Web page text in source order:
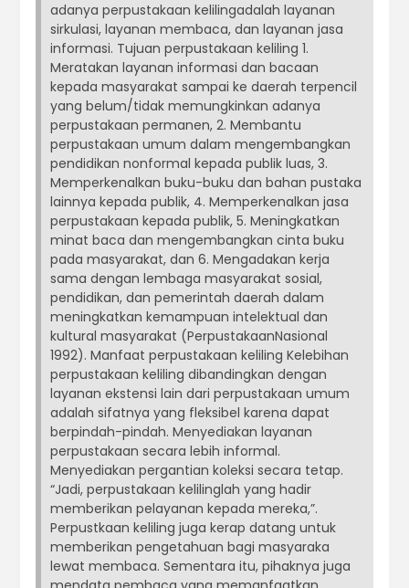
adanya perpustakaan kelilingadalah layanan
sirkulasi, layanan membaca, dan layanan jasa
informasi. Tujuan perpustakaan keliling 1.
Meratakan layanan informasi dan bacaan
kepada masyarakat sampai ke daerah terpencil
yang belum/tidak memungkinkan adanya
perpustakaan permanen, 2. Membantu
perpustakaan umum dalam mengembangkan
pendidikan nonformal kepada publik luas, 3.
Memperkenalkan buku-buku dan bahan pustaka
lainnya kepada publik, 4. Memperkenalkan jasa
perpustakaan kepada publik, 5. Meningkatkan
minat baca dan mengembangkan cinta buku
pada masyarakat, dan 6. Mengadakan kerja
sama dengan lembaga masyarakat sosial,
pendidikan, dan pemerintah daerah dalam
meningkatkan kemampuan intelektual dan
kultural masyarakat (PerpustakaanNasional
1992). Manfaat perpustakaan keliling Kelebihan
perpustakaan keliling dibandingkan dengan
layanan ekstensi lain dari perpustakaan umum
adalah sifatnya yang fleksibel karena dapat
berpindah-pindah. Menyediakan layanan
perpustakaan secara lebih informal.
Menyediakan pergantian koleksi secara tetap.
“Jadi, perpustakaan kelilinglah yang hadir
memberikan pelayanan kepada mereka,”.
Perpustkaan keliling juga kerap datang untuk
memberikan pengetahuan bagi masyaraka
lewat membaca. Sementara itu, pihaknya juga